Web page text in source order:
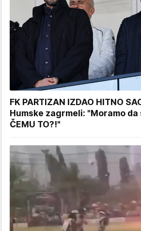
FK PARTIZAN IZDAO HITNO
Humske zagrmeli: "Moramo
ČEMU TO?!"